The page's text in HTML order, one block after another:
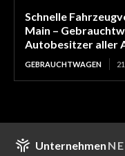
Schnelle
Main –
Autobesitzer aller
GEBRAUCHTWAGEN
Unternehmen